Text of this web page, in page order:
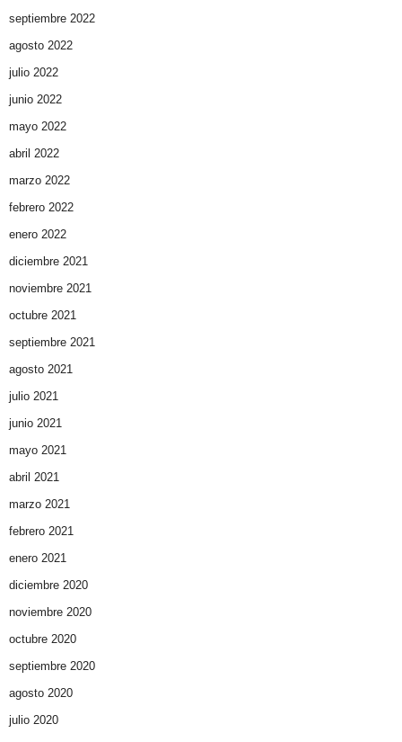
septiembre 2022
agosto 2022
julio 2022
junio 2022
mayo 2022
abril 2022
marzo 2022
febrero 2022
enero 2022
diciembre 2021
noviembre 2021
octubre 2021
septiembre 2021
agosto 2021
julio 2021
junio 2021
mayo 2021
abril 2021
marzo 2021
febrero 2021
enero 2021
diciembre 2020
noviembre 2020
octubre 2020
septiembre 2020
agosto 2020
julio 2020